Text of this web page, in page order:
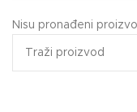
Nisu pronađeni